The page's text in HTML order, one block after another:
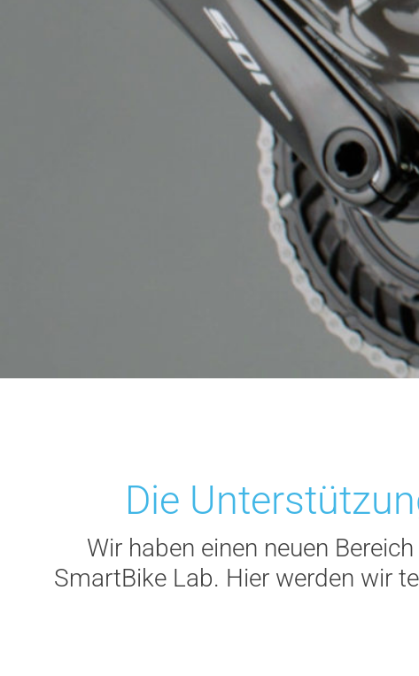
Die
Wir haben einen neuen
SmartBike Lab. Hier werden wir